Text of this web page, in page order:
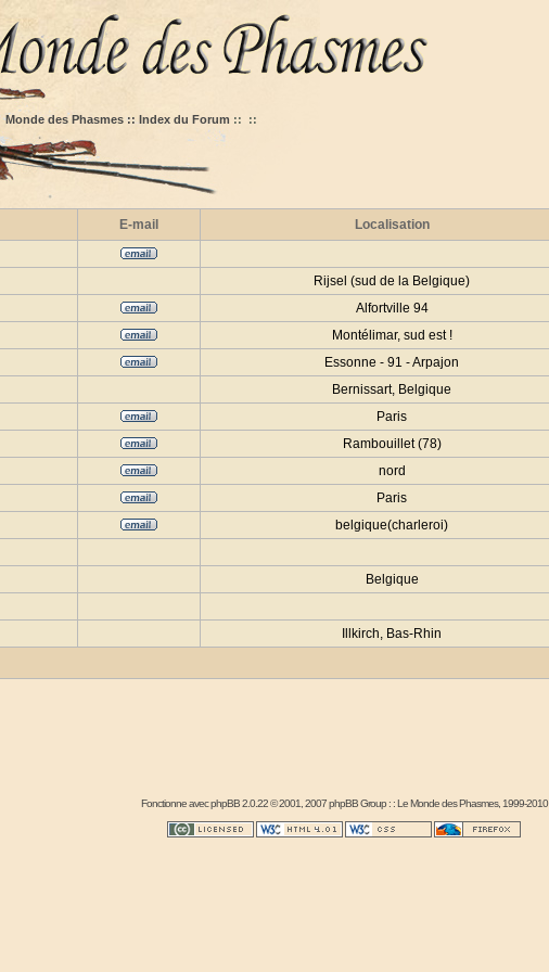
Monde des Phasmes :: Index du Forum :: ::
E-mail Localisation
Rijsel (sud de la Belgique)
Alfortville 94
Montélimar, sud est !
Essonne - 91 - Arpajon
Bernissart, Belgique
Paris
Rambouillet (78)
nord
Paris
belgique(charleroi)
Belgique
Illkirch, Bas-Rhin
Fonctionne avecphpBB2.0.22 © 2001, 2007 phpBB Group : :Le Monde des Phasmes, 1999-2010